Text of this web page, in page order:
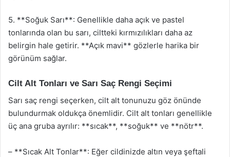
5. **Soğuk Sarı**: Genellikle daha açık ve pastel
tonlarında olan bu sarı, ciltteki kırmızılıkları daha az
belirgin hale getirir. **Açık mavi** gözlerle harika bir
görünüm sağlar.
Cilt Alt Tonları ve Sarı Saç Rengi Seçimi
Sarı saç rengi seçerken, cilt alt tonunuzu göz önünde
bulundurmak oldukça önemlidir. Cilt alt tonları genellikle
üç ana gruba ayrılır: **sıcak**, **soğuk** ve **nötr**.
– **Sıcak Alt Tonlar**: Eğer cildinizde altın veya şeftali